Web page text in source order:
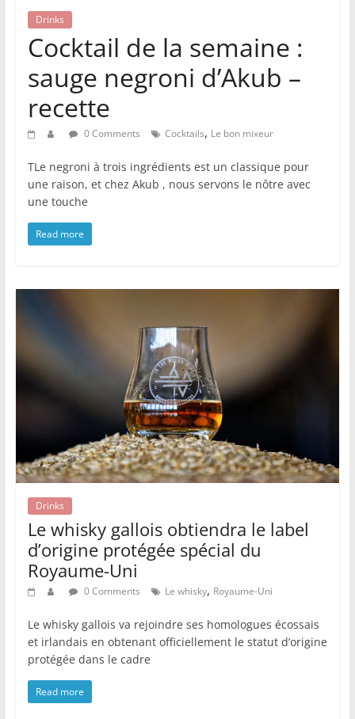
Drinks
Cocktail de la semaine :
sauge negroni d’Akub –
recette
0 Comments Cocktails, Le bon mixeur
TLe negroni à trois ingrédients est un classique pour
une raison, et chez Akub , nous servons le nôtre avec
une touche
Read more
Drinks
Le whisky gallois obtiendra le label
d’origine protégée spécial du
Royaume-Uni
0 Comments Le whisky, Royaume-Uni
Le whisky gallois va rejoindre ses homologues écossais
et irlandais en obtenant officiellement le statut d’origine
protégée dans le cadre
Read more